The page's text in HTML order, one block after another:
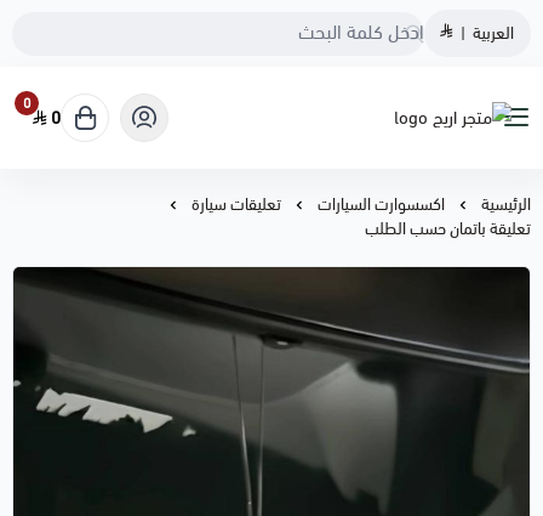
العربية |
متجر اريج
0
0
الرئيسية اكسسوارت السيارات
تعليقات سيارة
تعليقة باتمان حسب الطلب